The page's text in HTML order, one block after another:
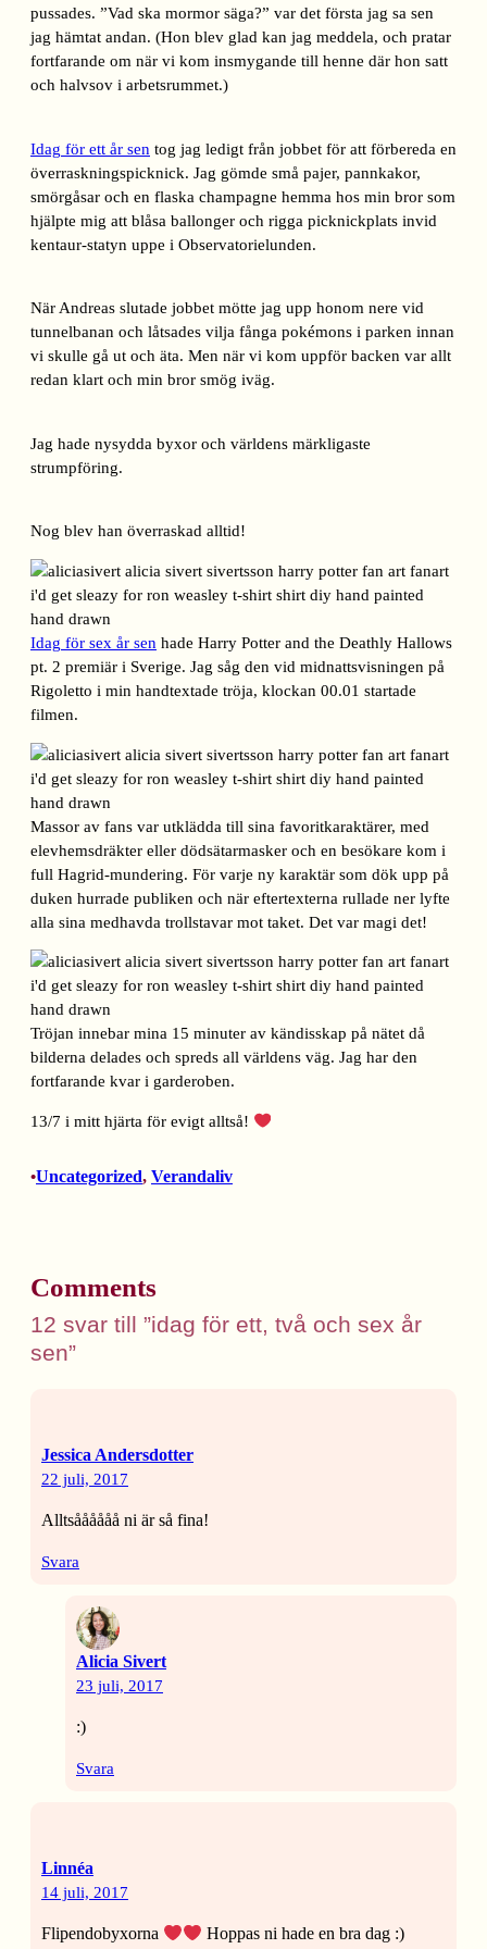
pussades. ”Vad ska mormor säga?” var det första jag sa sen
jag hämtat andan. (Hon blev glad kan jag meddela, och pratar
fortfarande om när vi kom insmygande till henne där hon satt
och halvsov i arbetsrummet.)
Idag för ett år sen tog jag ledigt från jobbet för att förbereda en
överraskningspicknick. Jag gömde små pajer, pannkakor,
smörgåsar och en flaska champagne hemma hos min bror som
hjälpte mig att blåsa ballonger och rigga picknickplats invid
kentaur-statyn uppe i Observatorielunden.
När Andreas slutade jobbet mötte jag upp honom nere vid
tunnelbanan och låtsades vilja fånga pokémons i parken innan
vi skulle gå ut och äta. Men när vi kom uppför backen var allt
redan klart och min bror smög iväg.
Jag hade nysydda byxor och världens märkligaste
strumpföring.
Nog blev han överraskad alltid!
Idag för sex år sen hade Harry Potter and the Deathly Hallows
pt. 2 premiär i Sverige. Jag såg den vid midnattsvisningen på
Rigoletto i min handtextade tröja, klockan 00.01 startade
filmen.
Massor av fans var utklädda till sina favoritkaraktärer, med
elevhemsdräkter eller dödsätarmasker och en besökare kom i
full Hagrid-mundering. För varje ny karaktär som dök upp på
duken hurrade publiken och när eftertexterna rullade ner lyfte
alla sina medhavda trollstavar mot taket. Det var magi det!
Tröjan innebar mina 15 minuter av kändisskap på nätet då
bilderna delades och spreds all världens väg. Jag har den
fortfarande kvar i garderoben.
13/7 i mitt hjärta för evigt alltså!
•Uncategorized, Verandaliv
Comments
12 svar till ”idag för ett, två och sex år
sen”
Jessica Andersdotter
22 juli, 2017
Alltsåååååå ni är så fina!
Svara
Alicia Sivert
23 juli, 2017
:)
Svara
Linnéa
14 juli, 2017
Flipendobyxorna Hoppas ni hade en bra dag :)